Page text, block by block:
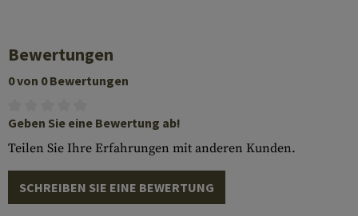
Bewertungen
0 von 0 Bewertungen
Geben Sie eine Bewertung ab!
Teilen Sie Ihre Erfahrungen mit anderen Kunden.
SCHREIBEN SIE EINE BEWERTUNG